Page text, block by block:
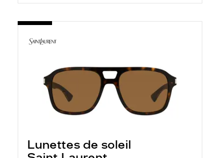
Lunettes de soleil